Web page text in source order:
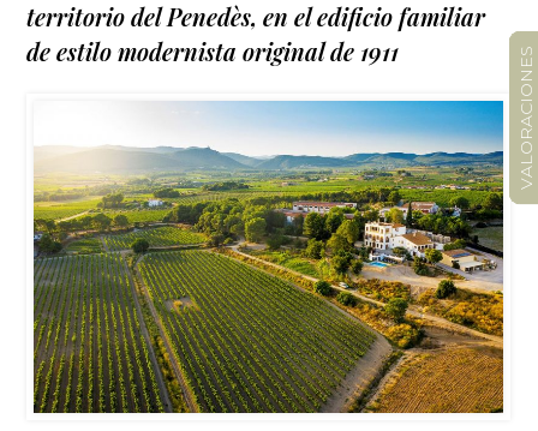
territorio del Penedès, en el edificio familiar
de estilo modernista original de 1911
VALORACIONES